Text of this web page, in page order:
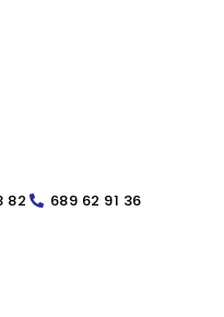
82 689 62 91 36